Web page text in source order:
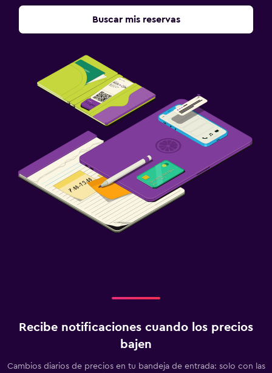
Buscar mis reservas
Recibe notificaciones cuando los precios
bajen
Cambios diarios de precios en tu bandeja de entrada: solo con las